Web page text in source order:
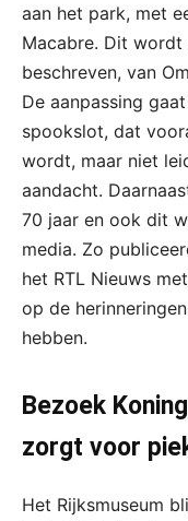
aan het park, met
Macabre. Dit wordt
beschreven, van
De aanpassing
spookslot, dat
wordt, maar niet
aandacht.
70 jaar en ook dit
media. Zo
het RTL Nieuws
op de
hebben.
Bezoek
zorgt voor
Het Rijksmuseum